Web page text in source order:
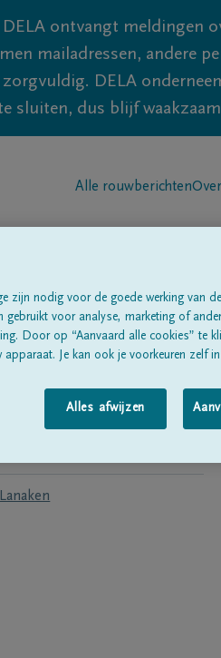
DELA ontvangt meldingen
mailadressen, andere
DELA
sluiten, dus blijf
Alle rouwberichten
27/10/1941
Lanaken
zijn nodig voor de goede werking van
voor analyse, marketing of
Door op “Aanvaard alle cookies” te
Je kan ook je voorkeuren zelf
Alles afwijzen